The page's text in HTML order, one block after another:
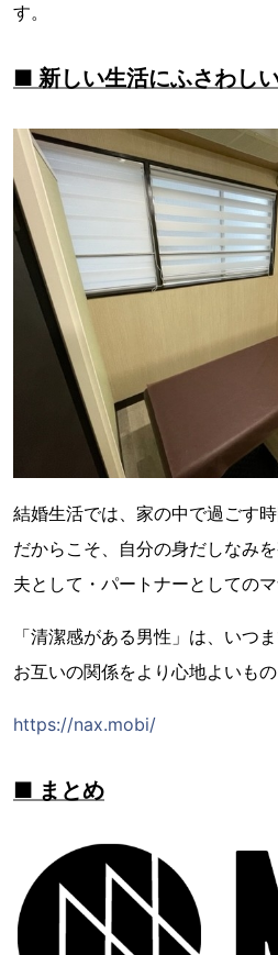
す。
■ 新しい生活にふさわし
結婚生活では、家の中で過ごす時
だからこそ、自分の身だしなみを
夫として・パートナーとしての
「清潔感がある男性」は、いつ
お互いの関係をより心地よいもの
https://nax.mobi/
■ まとめ